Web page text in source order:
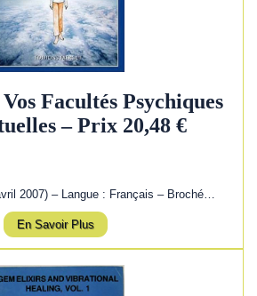
Facultés Psychiques
– Prix 20,48 €
2007) – Langue : Français – Broché…
En Savoir Plus